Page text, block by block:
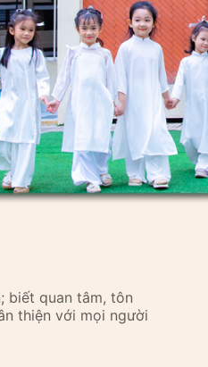
biết quan tâm, tôn
thiện với mọi người